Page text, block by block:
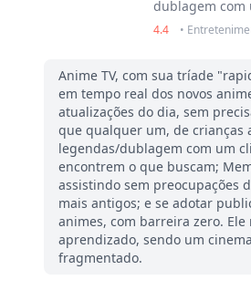
dublagem com
4.4 •
Anime TV, com sua tríade
em tempo real dos novos
atualizações do dia, sem
que qualquer um, de crianças
legendas/dublagem com um
encontrem o que buscam;
assistindo sem preocupações
mais antigos; e se adotar
animes, com barreira zero.
aprendizado, sendo um
fragmentado.